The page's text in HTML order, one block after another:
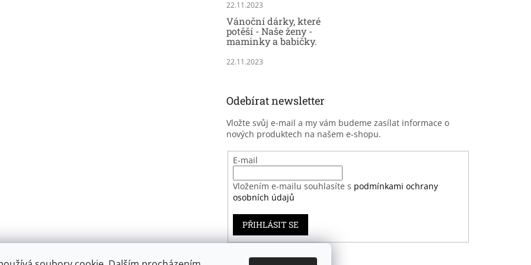
22.11.2023
Vánoční dárky, které
potěší - Naše ženy -
maminky a babičky.
22.11.2023
Odebírat newsletter
Vložte svůj e-mail a my vám budeme zasílat informace o
nových produktech na našem e-shopu.
E-mail
Vložením e-mailu souhlasíte s podmínkami ochrany
osobních údajů
PŘIHLÁSIT SE